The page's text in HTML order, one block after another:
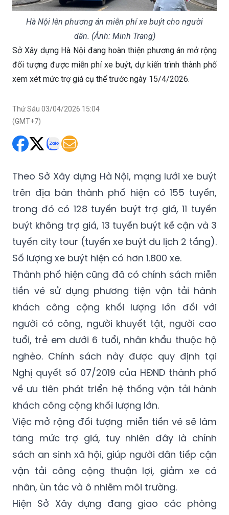
Hà Nội lên phương án miễn phí xe buýt cho người
dân. (Ảnh: Minh Trang)
Sở Xây dựng Hà Nội đang hoàn thiện phương án mở rộng
đối tượng được miễn phí xe buýt, dự kiến trình thành phố
xem xét mức trợ giá cụ thể trước ngày 15/4/2026.
Thứ Sáu 03/04/2026 15:04
(GMT+7)
Theo Sở Xây dựng Hà Nội, mạng lưới xe buýt
trên địa bàn thành phố hiện có 155 tuyến,
trong đó có 128 tuyến buýt trợ giá, 11 tuyến
buýt không trợ giá, 13 tuyến buýt kế cận và 3
tuyến city tour (tuyến xe buýt du lịch 2 tầng).
Số lượng xe buýt hiện có hơn 1.800 xe.
Thành phố hiện cũng đã có chính sách miễn
tiền vé sử dụng phương tiện vận tải hành
khách công cộng khối lượng lớn đối với
người có công, người khuyết tật, người cao
tuổi, trẻ em dưới 6 tuổi, nhân khẩu thuộc hộ
nghèo. Chính sách này được quy định tại
Nghị quyết số 07/2019 của HĐND thành phố
về ưu tiên phát triển hệ thống vận tải hành
khách công cộng khối lượng lớn.
Việc mở rộng đối tượng miễn tiền vé sẽ làm
tăng mức trợ giá, tuy nhiên đây là chính
sách an sinh xã hội, giúp người dân tiếp cận
vận tải công cộng thuận lợi, giảm xe cá
nhân, ùn tắc và ô nhiễm môi trường.
Hiện Sở Xây dựng đang giao các phòng